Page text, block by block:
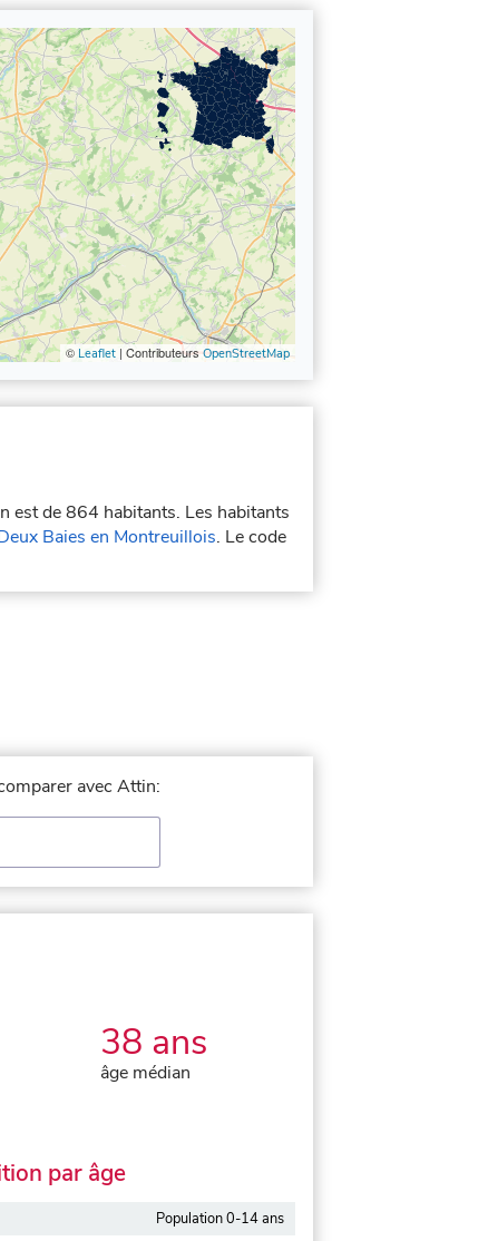
© Leaflet | ContributeursOpenStreetMap
est de 864 habitants. Les habitants
Baies en Montreuillois. Le code
avec Attin:
38 ans
âge médian
par âge
Population 0-14 ans